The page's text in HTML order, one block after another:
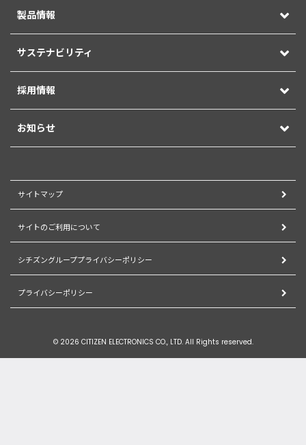
製品情報
サステナビリティ
採用情報
お知らせ
サイトマップ
サイトのご利用について
シチズングループプライバシーポリシー
プライバシーポリシー
© 2026 CITIZEN ELECTRONICS CO., LTD. All Rights reserved.